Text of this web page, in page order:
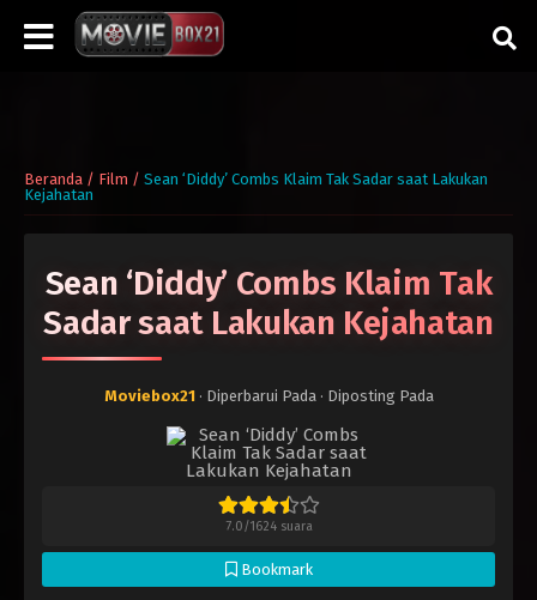
Beranda / Film / Sean ‘Diddy’ Combs Klaim Tak Sadar saat Lakukan
Kejahatan
Sean ‘Diddy’ Combs Klaim Tak
Sadar saat Lakukan Kejahatan
Moviebox21· Diperbarui Pada · Diposting Pada
7.0/1624suara
Bookmark